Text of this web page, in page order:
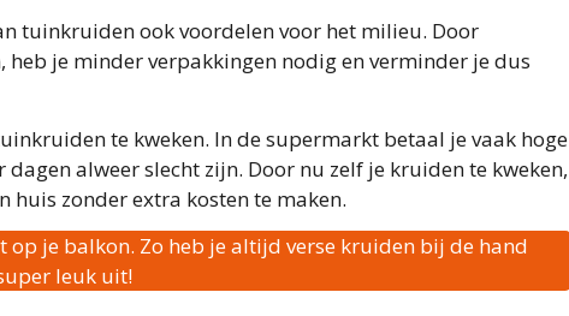
tuinkruiden ook voordelen voor het milieu. Door
heb je minder verpakkingen nodig en verminder je dus
te kweken. In de supermarkt betaal je vaak hoge
alweer slecht zijn. Door nu zelf je kruiden te kweken,
huis zonder extra kosten te maken.
op je balkon. Zo heb je altijd verse kruiden bij de hand
leuk uit!